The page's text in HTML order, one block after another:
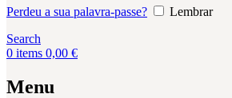
Perdeu a sua palavra-passe?
Lembrar
Search
0 items 0,00 €
Menu